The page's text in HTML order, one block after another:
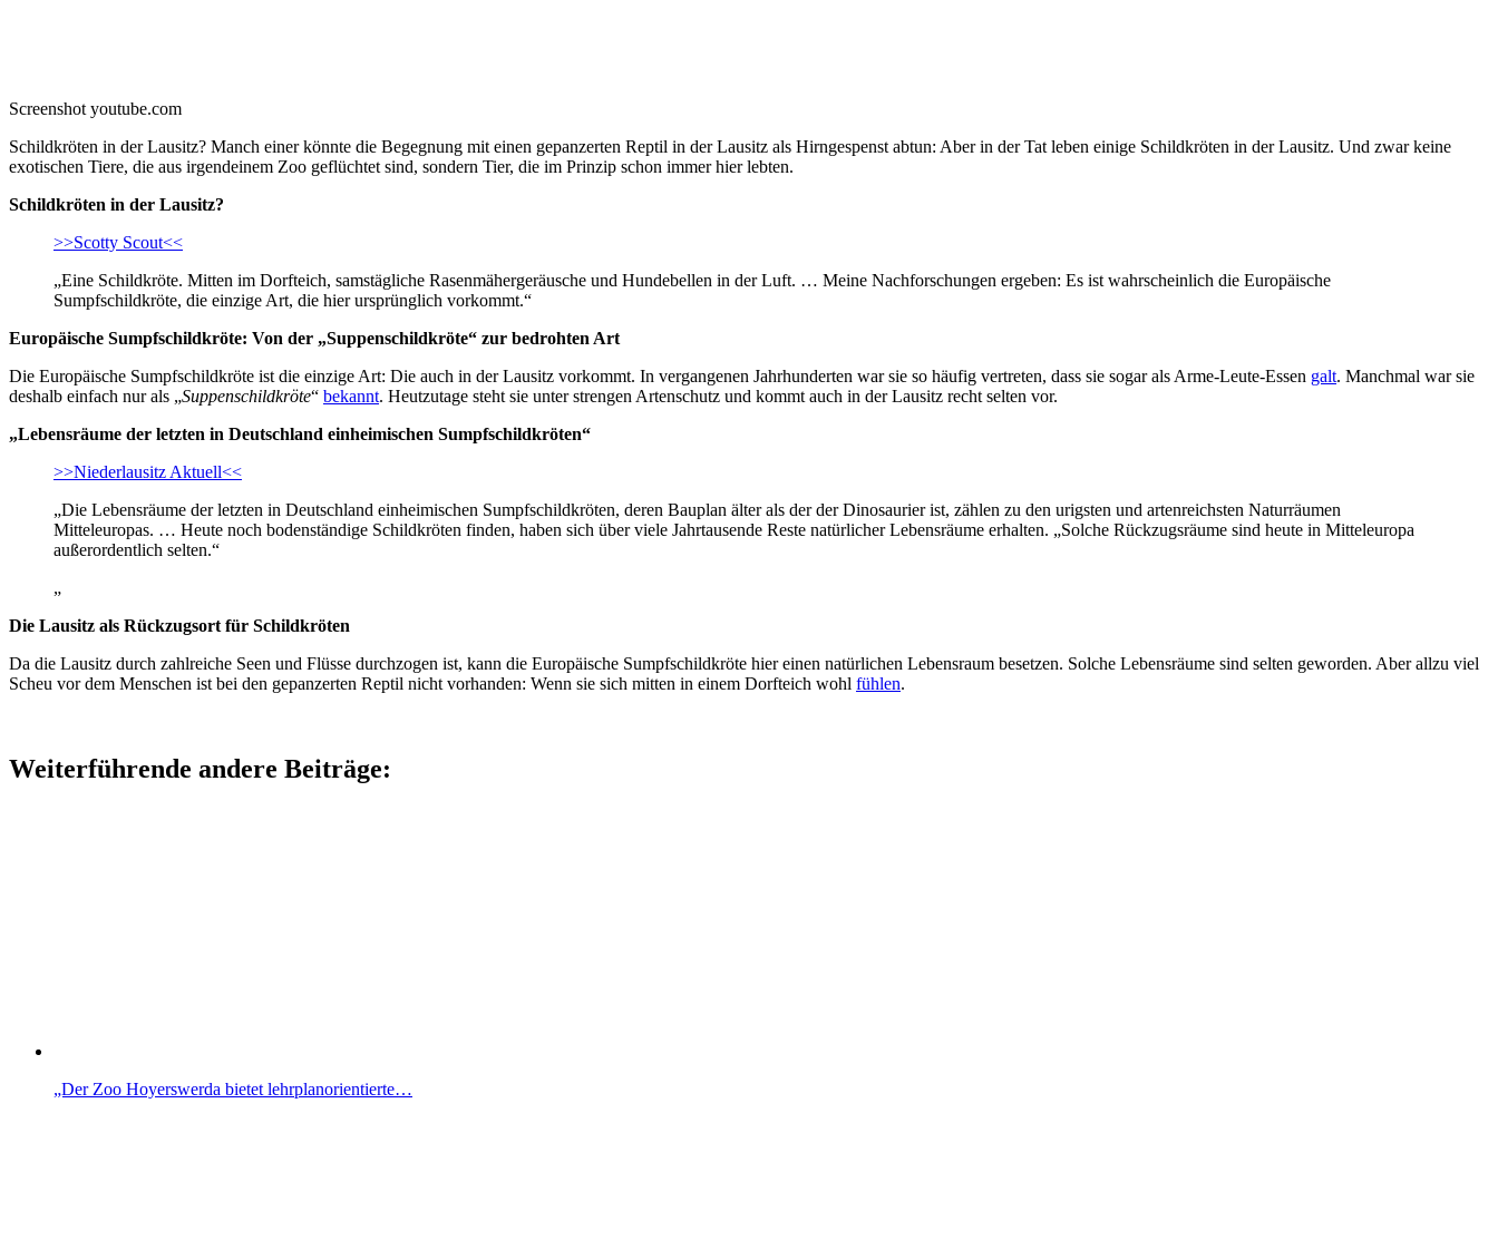
Screenshot youtube.com
Schildkröten in der Lausitz? Manch einer könnte die Begegnung mit einen gepanzerten Reptil in der Lausitz als Hirngespenst abtun: Aber in der Tat leben einige Schildkröten in der Lausitz. Und zwar keine
exotischen Tiere, die aus irgendeinem Zoo geflüchtet sind, sondern Tier, die im Prinzip schon immer hier lebten.
Schildkröten in der Lausitz?
>>Scotty Scout<<
„Eine Schildkröte. Mitten im Dorfteich, samstägliche Rasenmähergeräusche und Hundebellen in der Luft. … Meine Nachforschungen ergeben: Es ist wahrscheinlich die Europäische
Sumpfschildkröte, die einzige Art, die hier ursprünglich vorkommt.“
Europäische Sumpfschildkröte: Von der „Suppenschildkröte“ zur bedrohten Art
Die Europäische Sumpfschildkröte ist die einzige Art: Die auch in der Lausitz vorkommt. In vergangenen Jahrhunderten war sie so häufig vertreten, dass sie sogar als Arme-Leute-Essen galt. Manchmal war sie
deshalb einfach nur als „Suppenschildkröte“ bekannt. Heutzutage steht sie unter strengen Artenschutz und kommt auch in der Lausitz recht selten vor.
„Lebensräume der letzten in Deutschland einheimischen Sumpfschildkröten“
>>Niederlausitz Aktuell<<
„Die Lebensräume der letzten in Deutschland einheimischen Sumpfschildkröten, deren Bauplan älter als der der Dinosaurier ist, zählen zu den urigsten und artenreichsten Naturräumen
Mitteleuropas. … Heute noch bodenständige Schildkröten finden, haben sich über viele Jahrtausende Reste natürlicher Lebensräume erhalten. „Solche Rückzugsräume sind heute in Mitteleuropa
außerordentlich selten.“
„
Die Lausitz als Rückzugsort für Schildkröten
Da die Lausitz durch zahlreiche Seen und Flüsse durchzogen ist, kann die Europäische Sumpfschildkröte hier einen natürlichen Lebensraum besetzen. Solche Lebensräume sind selten geworden. Aber allzu viel
Scheu vor dem Menschen ist bei den gepanzerten Reptil nicht vorhanden: Wenn sie sich mitten in einem Dorfteich wohl fühlen.
Weiterführende andere Beiträge:
„Der Zoo Hoyerswerda bietet lehrplanorientierte…